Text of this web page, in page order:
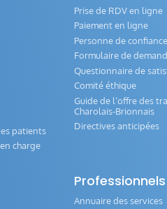
patients
charge
Prise de RDV en ligne
Paiement en ligne
Personne de confiance
Formulaire de
Questionnaire de
Comité éthique
Guide de l‘offre des
Charolais-Brionnais
Directives anticipées
Professionnels
Annuaire des services